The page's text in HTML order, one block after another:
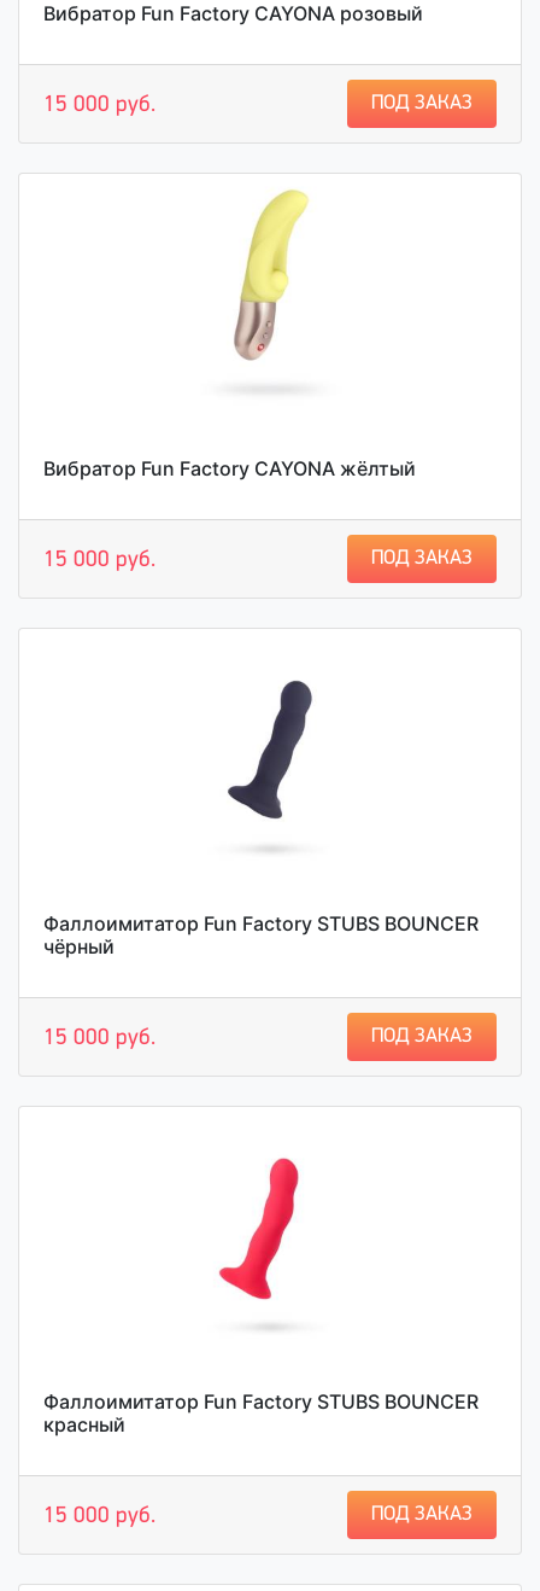
Вибратор Fun Factory CAYONA розовый
15 000 руб. ПОД ЗАКАЗ
Вибратор Fun Factory CAYONA жёлтый
15 000 руб. ПОД ЗАКАЗ
Фаллоимитатор Fun Factory STUBS BOUNCER
чёрный
15 000 руб. ПОД ЗАКАЗ
Фаллоимитатор Fun Factory STUBS BOUNCER
красный
15 000 руб. ПОД ЗАКАЗ